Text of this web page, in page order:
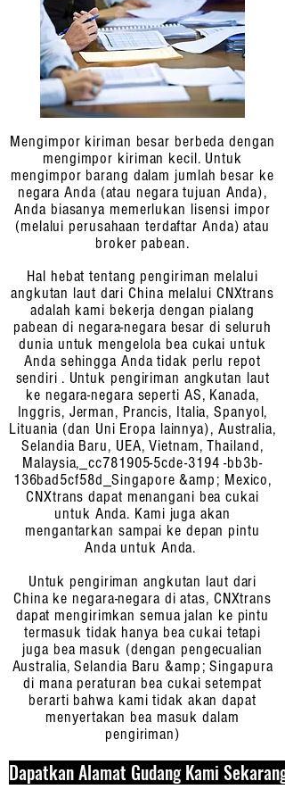
Mengimpor kiriman besar berbeda dengan
mengimpor kiriman kecil. Untuk
mengimpor barang dalam jumlah besar ke
negara Anda (atau negara tujuan Anda),
Anda biasanya memerlukan lisensi impor
(melalui perusahaan terdaftar Anda) atau
broker pabean.
Hal hebat tentang pengiriman melalui
angkutan laut dari China melalui CNXtrans
adalah kami bekerja dengan pialang
pabean di negara-negara besar di seluruh
dunia untuk mengelola bea cukai untuk
Anda sehingga Anda tidak perlu repot
sendiri . Untuk pengiriman angkutan laut
ke negara-negara seperti AS, Kanada,
Inggris, Jerman, Prancis, Italia, Spanyol,
Lituania (dan Uni Eropa lainnya), Australia,
Selandia Baru, UEA, Vietnam, Thailand,
Malaysia,_cc781905-5cde-3194 -bb3b-
136bad5cf58d_Singapore &amp; Mexico,
CNXtrans dapat menangani bea cukai
untuk Anda. Kami juga akan
mengantarkan sampai ke depan pintu
Anda untuk Anda.
Untuk pengiriman angkutan laut dari
China ke negara-negara di atas, CNXtrans
dapat mengirimkan semua jalan ke pintu
termasuk tidak hanya bea cukai tetapi
juga bea masuk (dengan pengecualian
Australia, Selandia Baru &amp; Singapura
di mana peraturan bea cukai setempat
berarti bahwa kami tidak akan dapat
menyertakan bea masuk dalam
pengiriman)
Dapatkan Alamat Gudang Kami Sekarang